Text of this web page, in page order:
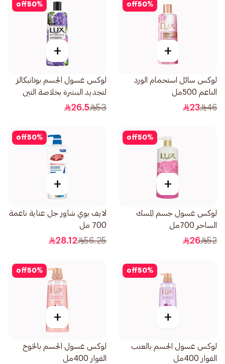
50%
off
+
لوكس سائل استحمام الورد
الناعم 500مل
46
23
50%
off
+
لوكس غسول الجسم بوتانيكالز
لتجديد البشرة بخلاصة التين
وزيت المسك 500مل
53
26.5
50%
off
+
لوكس غسول جسم المسك
الساحر 700مل
52
26
50%
off
+
لايف بوي شاور جل عناية ناعمة
700 مل
56.25
28.12
50%
off
+
لوكس غسول الجسم بالعنب
الفوار 400مل
50%
off
+
لوكس غسول الجسم بالخوخ
الفوار 400مل